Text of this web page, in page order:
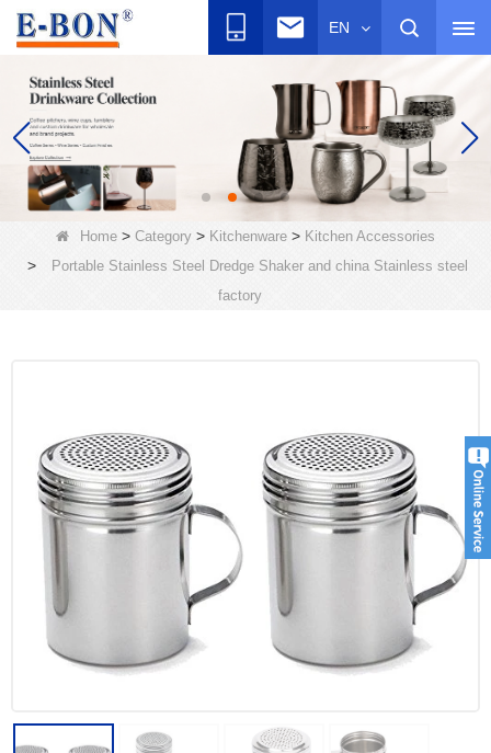
EN
Home > Category > Kitchenware > Kitchen Accessories
>
Portable Stainless Steel Dredge Shaker and china Stainless steel
factory